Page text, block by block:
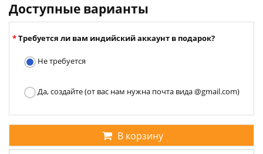
Доступные варианты
Требуется ли вам индийский аккаунт в подарок?
Не требуется
Да, создайте (от вас нам нужна почта вида @gmail.com)
В корзину